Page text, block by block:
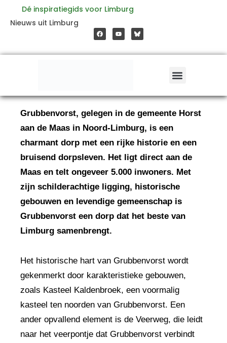
inhoud
Dé inspiratiegids voor Limburg
Nieuws uit Limburg
a
c
e
o
o
o
u
t
b
e
Grubbenvorst, gelegen in de gemeente Horst
aan de Maas in Noord-Limburg, is een
charmant dorp met een rijke historie en een
bruisend dorpsleven. Het ligt direct aan de
Maas en telt ongeveer 5.000 inwoners. Met
zijn schilderachtige ligging, historische
gebouwen en levendige gemeenschap is
Grubbenvorst een dorp dat het beste van
Limburg samenbrengt.
Het historische hart van Grubbenvorst wordt
gekenmerkt door karakteristieke gebouwen,
zoals Kasteel Kaldenbroek, een voormalig
kasteel ten noorden van Grubbenvorst. Een
ander opvallend element is de Veerweg, die leidt
naar het veerpontje dat Grubbenvorst verbindt